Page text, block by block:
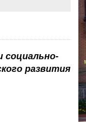
социально-
развития